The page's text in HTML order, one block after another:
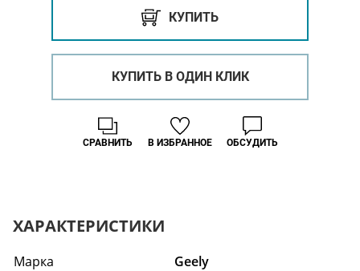
КУПИТЬ
КУПИТЬ В ОДИН КЛИК
В ИЗБРАННОЕ
СРАВНИТЬ ОБСУДИТЬ
ХАРАКТЕРИСТИКИ
Марка
Geely